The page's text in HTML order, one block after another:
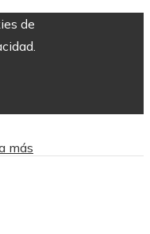
de
más